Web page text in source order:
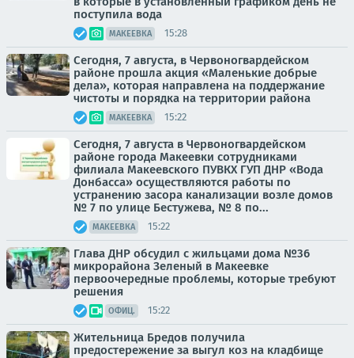
поступила вода
МАКЕЕВКА 15:28
Сегодня, 7 августа, в Червоногвардейском
районе прошла акция «Маленькие добрые
дела», которая направлена на поддержание
чистоты и порядка на территории района
МАКЕЕВКА 15:22
Сегодня, 7 августа в Червоногвардейском
районе города Макеевки сотрудниками
филиала Макеевского ПУВКХ ГУП ДНР «Вода
Донбасса» осуществляются работы по
устранению засора канализации возле домов
№ 7 по улице Бестужева, № 8 по...
МАКЕЕВКА 15:22
Глава ДНР обсудил с жильцами дома №36
микрорайона Зеленый в Макеевке
первоочередные проблемы, которые требуют
решения
ОФИЦ. 15:22
Жительница Бредов получила
предостережение за выгул коз на кладбище